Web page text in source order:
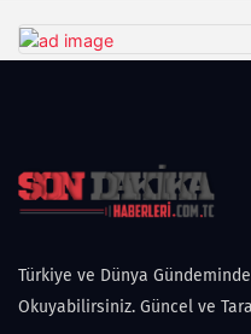
Türkiye ve Dünya
Okuyabilirsiniz. Güncel ve